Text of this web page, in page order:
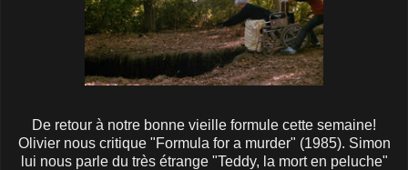
De retour à notre bonne vieille formule cette semaine!
Olivier nous critique "Formula for a murder" (1985). Simon
lui nous parle du très étrange "Teddy, la mort en peluche"